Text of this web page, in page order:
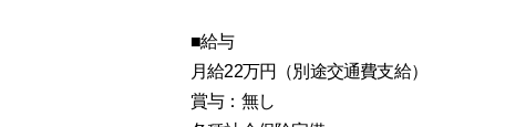
■給与
月給22万円（別途交通費支給）
賞与：無し